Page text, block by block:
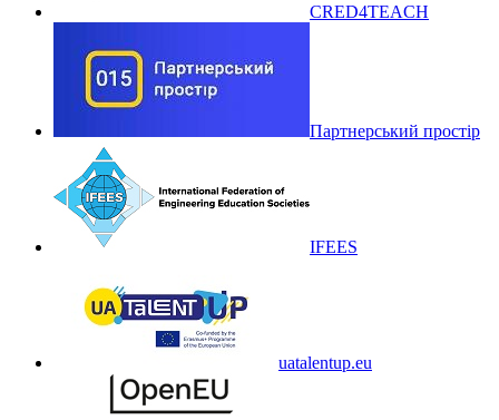
CRED4TEACH
Партнерський простір
IFEES
uatalentup.eu